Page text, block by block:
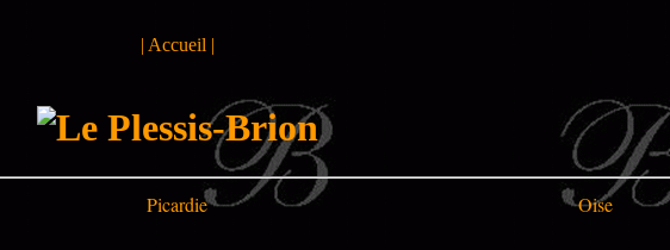
| Accueil |
Picardie Oise